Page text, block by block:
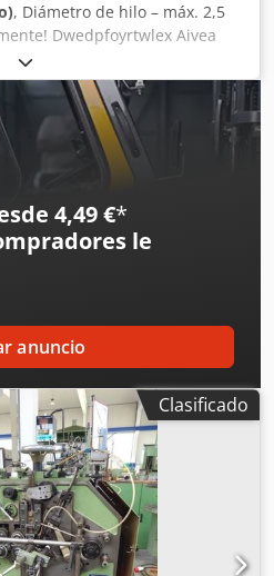
, Diámetro de hilo – máx. 2,5
Dwedpfoyrtwlex Aivea
4,49 €*
le
anuncio
Clasificado